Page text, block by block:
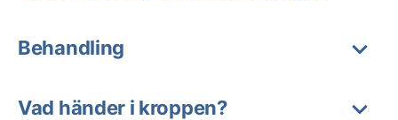
Behandling
Vad händer i kroppen?